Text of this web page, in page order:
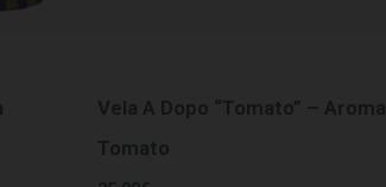
Vela A Dopo “Tomato” – Aroma
Tomato